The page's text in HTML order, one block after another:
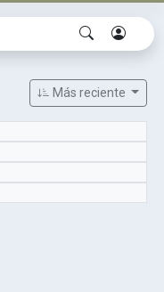
Más reciente